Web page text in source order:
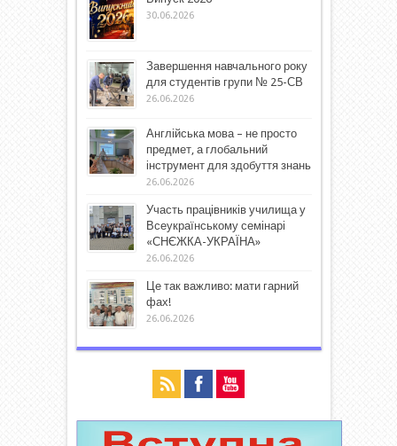
30.06.2026
Завершення навчального року
для студентів групи № 25-СВ
26.06.2026
Англійська мова – не просто
предмет, а глобальний
інструмент для здобуття знань
26.06.2026
Участь працівників училища у
Всеукраїнському семінарі
«СНЄЖКА-УКРАЇНА»
26.06.2026
Це так важливо: мати гарний
фах!
26.06.2026